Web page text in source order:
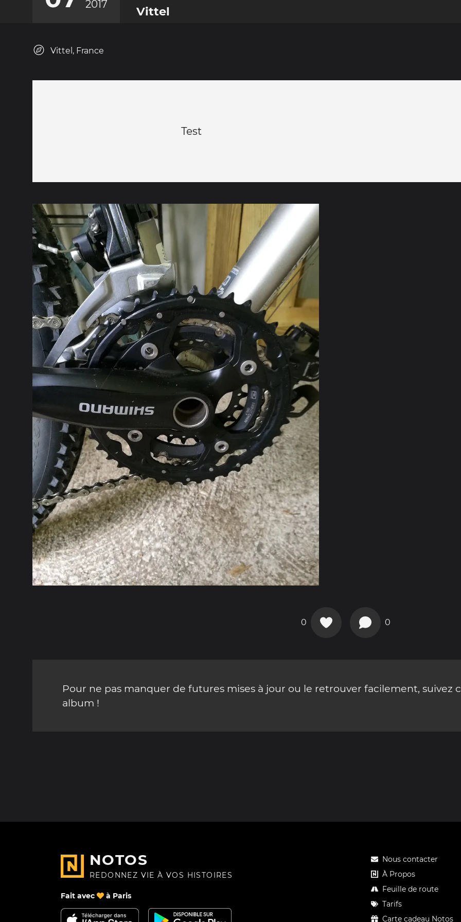
2017 Vittel
Vittel, France
Test
0 0
Pour ne pas manquer de futures mises à jour ou le retrouver facilement, suivez
album !
NOTOS
REDONNEZ VIE À VOS HISTOIRES
Fait avec à Paris
Nous contacter
À Propos
Feuille de route
Tarifs
Carte cadeau Notos